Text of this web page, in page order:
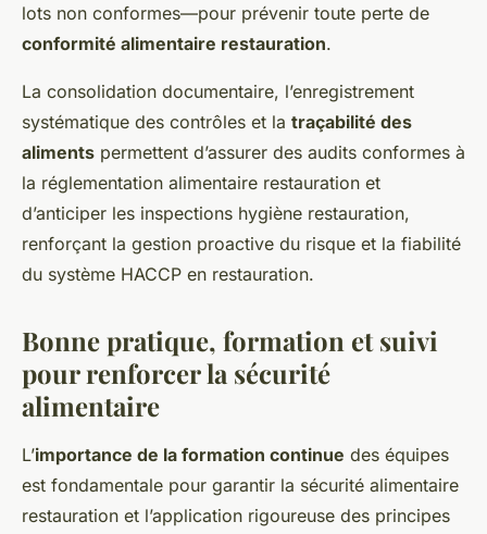
lots non conformes—pour prévenir toute perte de
conformité alimentaire restauration.
La consolidation documentaire, l’enregistrement
systématique des contrôles et la traçabilité des
aliments permettent d’assurer des audits conformes à
la réglementation alimentaire restauration et
d’anticiper les inspections hygiène restauration,
renforçant la gestion proactive du risque et la fiabilité
du système HACCP en restauration.
Bonne pratique, formation et suivi
pour renforcer la sécurité
alimentaire
L’importance de la formation continue des équipes
est fondamentale pour garantir la sécurité alimentaire
restauration et l’application rigoureuse des principes